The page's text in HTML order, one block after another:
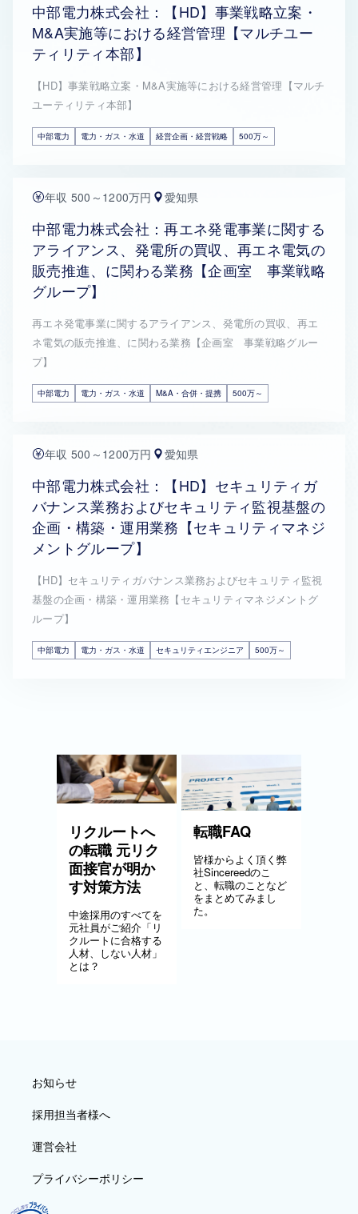
中部電力株式会社：【HD】事業戦略立案・
M&A実施等における経営管理【マルチユー
ティリティ本部】
【HD】事業戦略立案・M&A実施等における経営管理【マルチ
ユーティリティ本部】
中部電力 電力・ガス・水道 経営企画・経営戦略 500万～
年収 500～1200万円 愛知県
中部電力株式会社：再エネ発電事業に関する
アライアンス、発電所の買収、再エネ電気の
販売推進、に関わる業務【企画室 事業戦略
グループ】
再エネ発電事業に関するアライアンス、発電所の買収、再エ
ネ電気の販売推進、に関わる業務【企画室 事業戦略グルー
プ】
中部電力 電力・ガス・水道 M&A・合併・提携 500万～
年収 500～1200万円 愛知県
中部電力株式会社：【HD】セキュリティガ
バナンス業務およびセキュリティ監視基盤の
企画・構築・運用業務【セキュリティマネジ
メントグループ】
【HD】セキュリティガバナンス業務およびセキュリティ監視
基盤の企画・構築・運用業務【セキュリティマネジメントグ
ループ】
中部電力 電力・ガス・水道 セキュリティエンジニア 500万～
リクルートへ
の転職 元リク
面接官が明か
す対策方法
中途採用のすべてを
元社員がご紹介「リ
クルートに合格する
人材、しない人材」
とは？
転職FAQ
皆様からよく頂く弊
社Sincereedのこ
と、転職のことなど
をまとめてみまし
た。
お知らせ
採用担当者様へ
運営会社
プライバシーポリシー